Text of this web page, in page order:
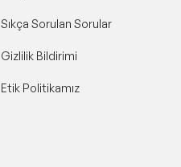
Sıkça Sorulan Sorular
Gizlilik Bildirimi
Etik Politikamız